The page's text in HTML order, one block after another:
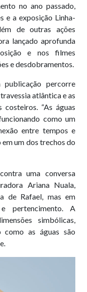
no ano passado,
e a exposição Linha-
de outras ações
lançado aprofunda
e nos filmes
e desdobramentos.
percorre
atlântica e as
“As águas
como um
entre tempos e
um dos trechos do
uma conversa
Ariana Nuala,
de Rafael, mas em
pertencimento. A
simbólicas,
como as águas são